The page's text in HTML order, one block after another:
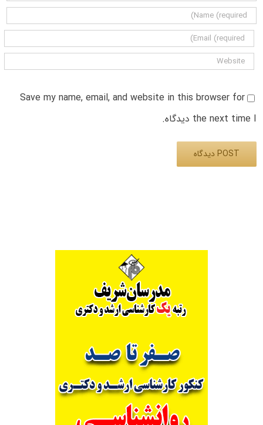
Save my name, email, and website in this browser for
the next time I دیدگاه.